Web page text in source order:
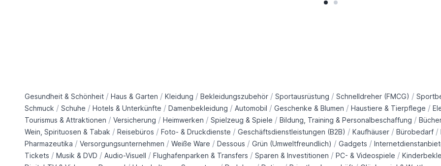
Gesundheit & Schönheit / Haus & Garten / Kleidung / Bekleidungszubehör / Sportausrüstung / Schnelldreher (FMCG) /
Schmuck / Schuhe / Hotels & Unterkünfte / Damenbekleidung / Automobil / Geschenke & Blumen / Haustiere & Tierpflege /
Tourismus & Attraktionen / Versicherung / Heimwerken / Spielzeug & Spiele / Bildung, Training & Personalbeschaffung /
Wein, Spirituosen & Tabak / Reisebüros / Foto- & Druckdienste / Geschäftsdienstleistungen (B2B) / Kaufhäuser / Bürobedarf /
Pharmazeutika / Versorgungsunternehmen / Weiße Ware / Dessous / Grün (Umweltfreundlich) / Gadgets /
Tickets / Musik & DVD / Audio-Visuell / Flughafenparken & Transfers / Sparen & Investitionen / PC- & Videospiele /